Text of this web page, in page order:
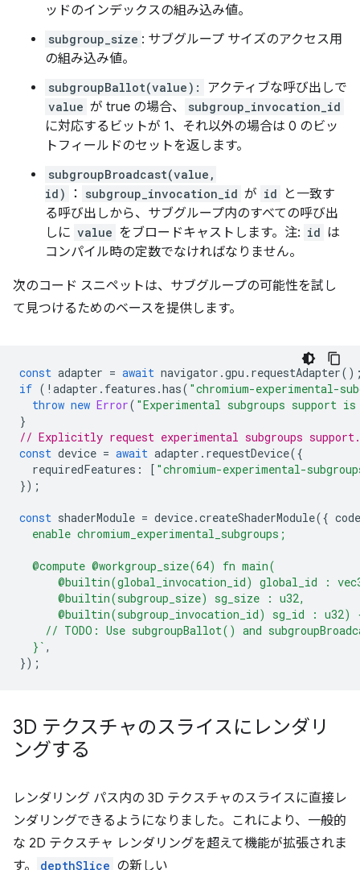
ッドのインデックスの組み込み値。
subgroup_size : サブグループ サイズのアクセス用
の組み込み値。
subgroupBallot(value): アクティブな呼び出しで
value が true の場合、 subgroup_invocation_id
に対応するビットが 1、それ以外の場合は 0 のビッ
トフィールドのセットを返します。
subgroupBroadcast(value,
id)
： subgroup_invocation_id が id
と一致す
る呼び出しから、サブグループ内のすべての呼び出
しに value をブロードキャストします。注: id は
コンパイル時の定数でなければなりません。
次のコード スニペットは、サブグループの可能性を試し
て見つけるためのベースを提供します。
const adapter = await navigator .gpu . requestAdapter
if ( ! adapter . features .has( "chromium-experimental-
throw new Error( "Experimental subgroups support
}
// Explicitly request experimental subgroups support.
const device = await adapter . requestDevice({
requiredFeatures : [ "chromium-experimental-
});
const shaderModule = device.createShaderModule({ code
  enable chromium_experimental_subgroups;
  @compute @workgroup_size(64) fn main(
@builtin(global_invocation_id) global_id :
      @builtin(subgroup_size) sg_size : u32,
@builtin(subgroup_invocation_id) sg_id : u32)
// TODO: Use subgroupBallot() and
  }`
,
});
3D テクスチャのスライスにレンダリ
ングする
レンダリング パス内の 3D テクスチャのスライスに直接レ
ンダリングできるようになりました。これにより、一般的
な 2D テクスチャ レンダリングを超えて機能が拡張されま
す。
depthSlice の新しい